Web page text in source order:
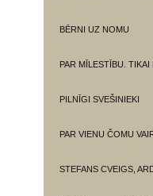
BĒRNI UZ NOMU
PAR MĪLESTĪBU.
PILNĪGI SVEŠINIEKI
PAR VIENU ČOMU
STEFANS CVEIGS,